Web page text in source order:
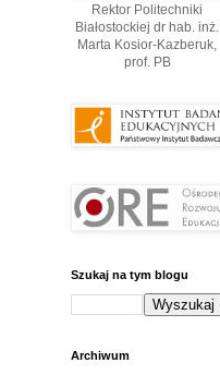
Rektor Politechniki
Białostockiej dr hab. inż.
Marta Kosior-Kazberuk,
prof. PВ
Szukaj na tym blogu
Archiwum